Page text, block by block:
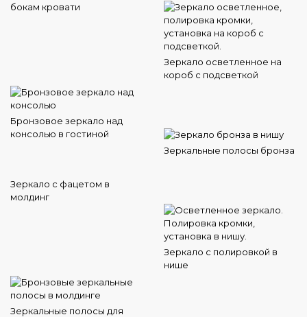
бокам кровати
Зеркало осветленное на
короб с подсветкой
Бронзовое зеркало над
консолью в гостиной
Зеркальные полосы бронза
Зеркало с фацетом в
молдинг
Зеркало с полировкой в
нише
Зеркальные полосы для